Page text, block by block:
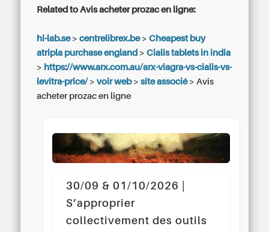
Related to Avis acheter prozac en ligne:
hi-lab.se>centrelibrex.be>Cheapest buy
atripla purchase england >Cialis tablets in india
> https://www.arx.com.au/arx-viagra-vs-cialis-vs-
levitra-price/>voir web>site associé> Avis
acheter prozac en ligne
30/09 & 01/10/2026 |
S’approprier
collectivement des outils